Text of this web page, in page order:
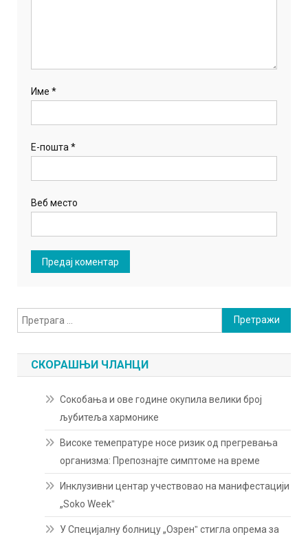
Име*
Е-пошта*
Веб место
Претрага
за:
СКОРАШЊИ ЧЛАНЦИ
Сокобања и ове године окупила велики број
љубитеља хармонике
Високе темепратуре носе ризик од прегревања
организма: Препознајте симптоме на време
Инклузивни центар учествовао на манифестацији
„Soko Weekˮ
У Специјалну болницу „Озренˮ стигла опрема за